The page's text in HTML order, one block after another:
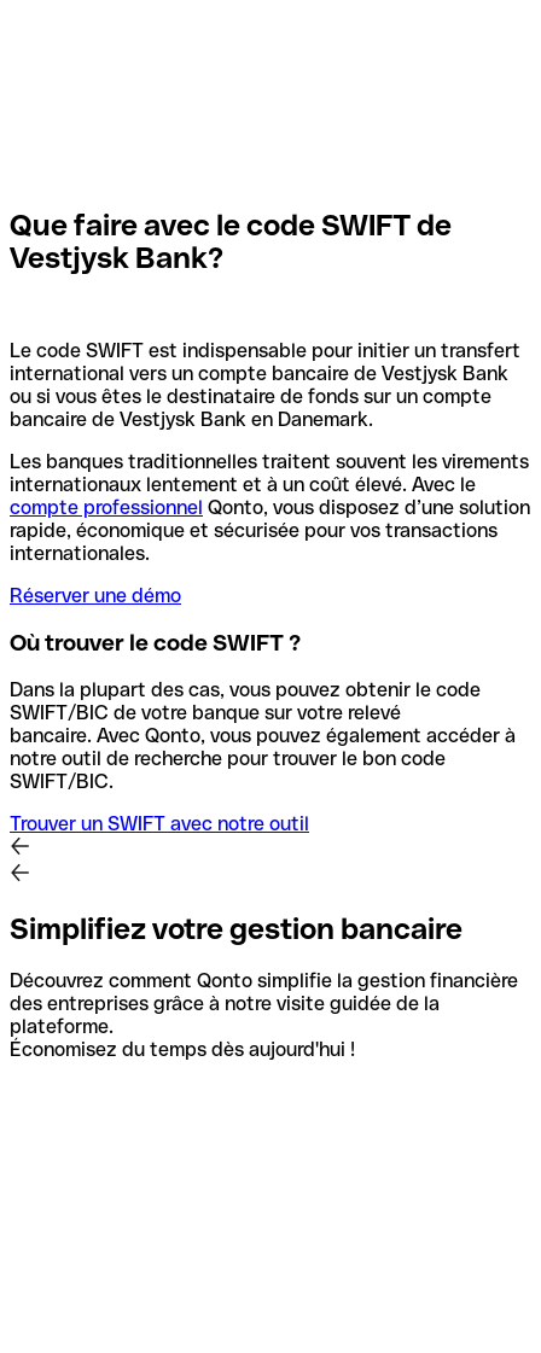
Que faire avec le code SWIFT de
Vestjysk Bank?
Le code SWIFT est indispensable pour initier un transfert
international vers un compte bancaire de Vestjysk Bank
ou si vous êtes le destinataire de fonds sur un compte
bancaire de Vestjysk Bank en Danemark.
Les banques traditionnelles traitent souvent les virements
internationaux lentement et à un coût élevé. Avec le
compte professionnel Qonto, vous disposez d’une solution
rapide, économique et sécurisée pour vos transactions
internationales.
Réserver une démo
Où trouver le code SWIFT ?
Dans la plupart des cas, vous pouvez obtenir le code
SWIFT/BIC de votre banque sur votre relevé
bancaire. Avec Qonto, vous pouvez également accéder à
notre outil de recherche pour trouver le bon code
SWIFT/BIC.
Trouver un SWIFT avec notre outil
Simplifiez votre gestion bancaire
Découvrez comment Qonto simplifie la gestion financière
des entreprises grâce à notre visite guidée de la
plateforme.
Économisez du temps dès aujourd'hui !